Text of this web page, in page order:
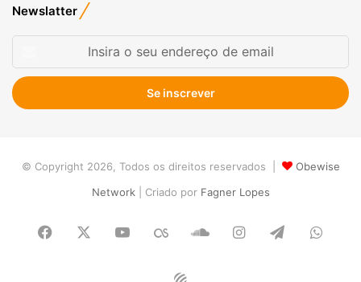
Newslatter
seu
endereço
de
© Copyright 2026, Todos os direitos reservados |
Obewise
Network| Criado porFagner Lopes
Facebook YouTubeLast.FMSoundCloud
Instagram
Telegram
Obewise